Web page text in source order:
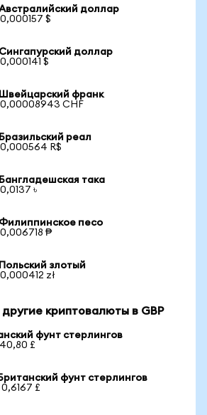
доллар
$
доллар
$
франк
0,00008943 CHF
реал
R$
така
৳
песо
₱
злотый
zł
криптовалюты в GBP
фунт стерлингов
£
фунт стерлингов
0,6167 £